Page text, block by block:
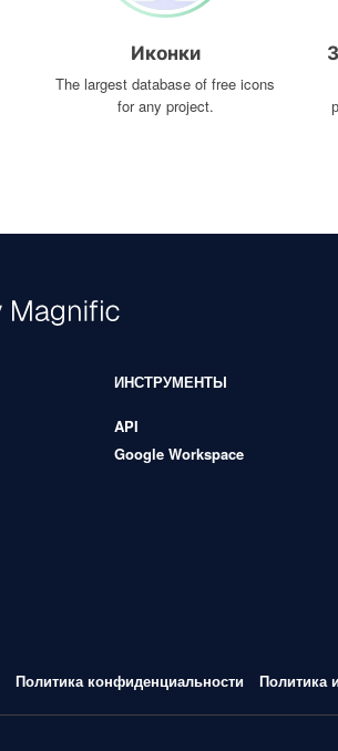
Иконки
The largest database of free icons
for any project.
ИНСТРУМЕНТЫ
API
Google Workspace
Политика конфиденциальности Политика